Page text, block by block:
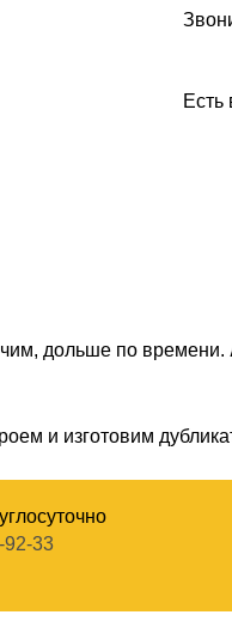
Есть
дольше по времени.
и изготовим
92-33